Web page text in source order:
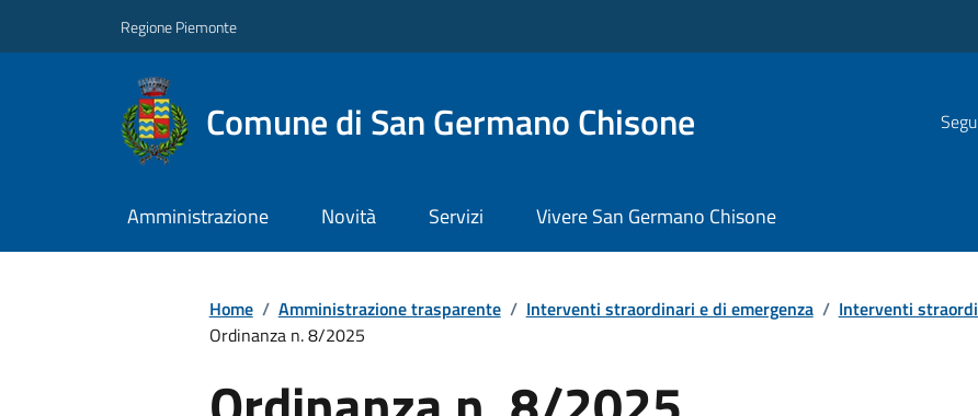
Regione Piemonte
Comune di San Germano Chisone
Amministrazione Novità Servizi Vivere San Germano Chisone
Home / Amministrazione trasparente / Interventi straordinari e di emergenza / Interventi
Ordinanza n. 8/2025